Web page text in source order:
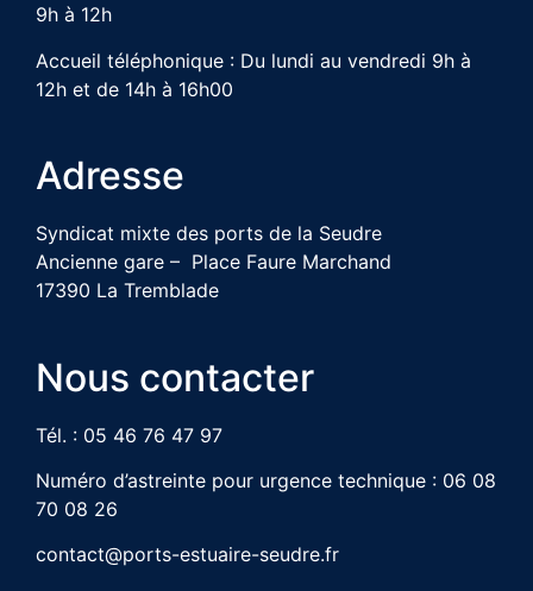
9h à 12h
Accueil téléphonique : Du lundi au vendredi 9h à
12h et de 14h à 16h00
Adresse
Syndicat mixte des ports de la Seudre
Ancienne gare – Place Faure Marchand
17390 La Tremblade
Nous contacter
Tél. : 05 46 76 47 97
Numéro d’astreinte pour urgence technique : 06 08
70 08 26
contact@ports-estuaire-seudre.fr